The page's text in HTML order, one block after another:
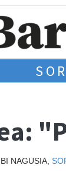
NAGUSIA,